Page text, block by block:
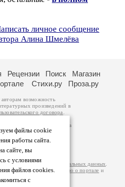
личное сообщение
Алина Шмелёва
файлы cookie
работы сайта.
сайте, вы
с условиями
файлов cookies.
с
Рецензии Поиск
Магазин
Стихи.ру Проза.ру
возможность
произведений в
договора
принадлежат авторам
произведений возможна
вы можете
Ответственность за
самостоятельно на
законодательства
обработки персональных данных
подробнуюинформацию о портале и